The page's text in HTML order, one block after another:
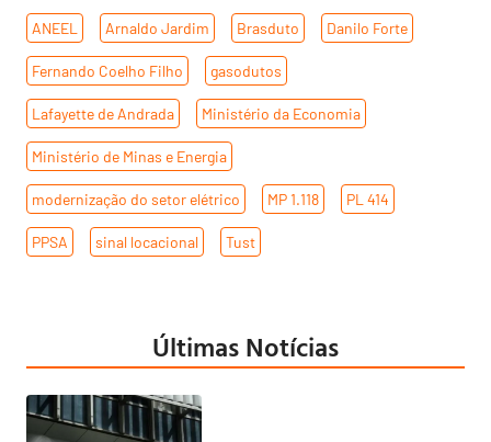
ANEEL Arnaldo Jardim Brasduto Danilo Forte
Fernando Coelho Filho gasodutos
Lafayette de Andrada Ministério da Economia
Ministério de Minas e Energia
modernização do setor elétrico MP 1.118 PL 414
PPSA sinal locacional Tust
Últimas Notícias